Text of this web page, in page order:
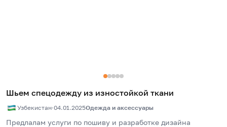
Шьем спецодежду из изностойкой ткани
Узбекистан·04.01.2025Одежда и аксессуары
Предлалам услуги по пошиву и разработке дизайна